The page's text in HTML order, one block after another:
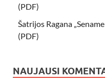
(PDF)
Šatrijos Ragana
(PDF)
NAUJAUSI